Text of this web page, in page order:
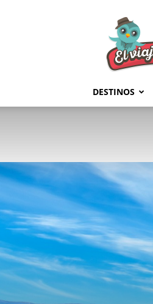
DESTINOS